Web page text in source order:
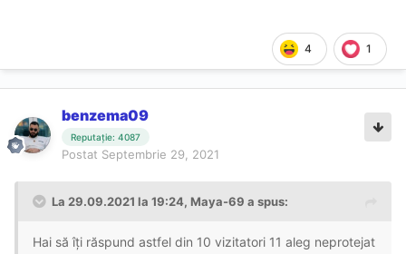
4 1
benzema09
Reputație: 4087
Postat Septembrie 29, 2021
La 29.09.2021 la 19:24, Maya-69 a spus:
Hai să îți răspund astfel din 10 vizitatori 11 aleg neprotejat